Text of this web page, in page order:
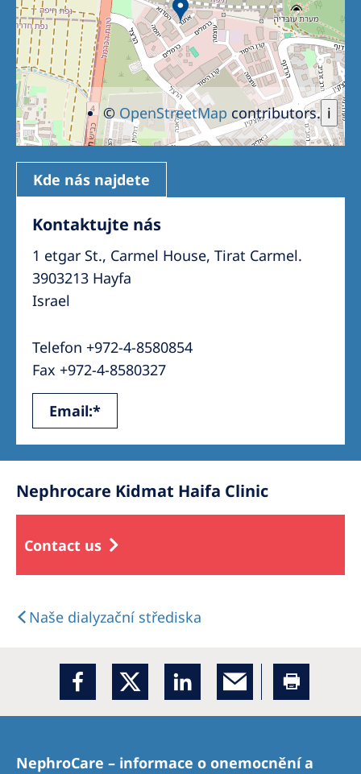
i
© OpenStreetMap contributors.
Kde nás najdete
Kontaktujte nás
1 etgar St., Carmel House, Tirat Carmel.
3903213 Hayfa
Israel
Telefon +972-4-8580854
Fax +972-4-8580327
Email:*
Nephrocare Kidmat Haifa Clinic
Contact us
Naše dialyzační střediska
NephroCare – informace o onemocnění a